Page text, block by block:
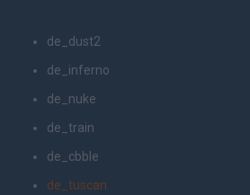
de_dust2
de_inferno
de_nuke
de_train
de_cbble
de_tuscan